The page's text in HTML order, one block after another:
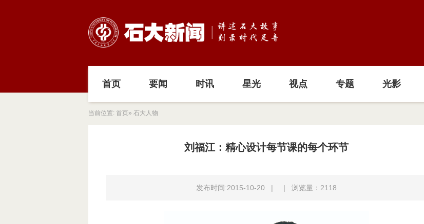
首页 要闻 时讯 星光 视点 专题 光影
当前位置: 首页» 石大人物
刘福江：精心设计每节课的每个环节
发布时间:2015-10-20 | | 浏览量： 2118